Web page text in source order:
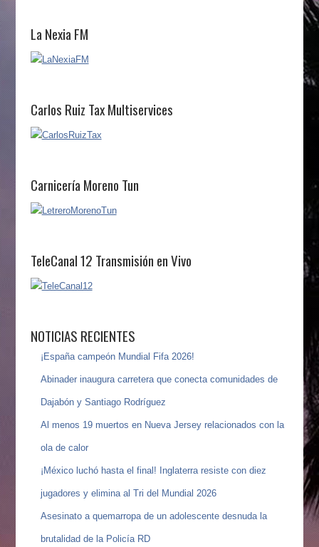
La Nexia FM
Carlos Ruiz Tax Multiservices
Carnicería Moreno Tun
TeleCanal 12 Transmisión en Vivo
NOTICIAS RECIENTES
¡España campeón Mundial Fifa 2026!
Abinader inaugura carretera que conecta comunidades de
Dajabón y Santiago Rodríguez
Al menos 19 muertos en Nueva Jersey relacionados con la
ola de calor
¡México luchó hasta el final! Inglaterra resiste con diez
jugadores y elimina al Tri del Mundial 2026
Asesinato a quemarropa de un adolescente desnuda la
brutalidad de la Policía RD